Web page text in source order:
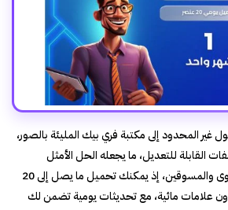
غير المحدود إلى مكتبة فري بيك المليئة بالصور،
القابلة للتعديل، ما يجعله الحل الأمثل
للمصممين وصانعي المحتوى والمسوقين، إذ يمكنك تحميل ما يصل إلى 20
علامات مائية، مع تحديثات يومية تضمن لك